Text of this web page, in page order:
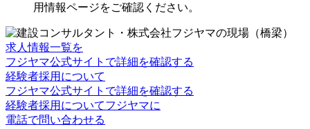
用情報ページをご確認ください。
求人情報一覧を
フジヤマ公式サイトで詳細を確認する
経験者採用について
フジヤマ公式サイトで詳細を確認する
経験者採用についてフジヤマに
電話で問い合わせる